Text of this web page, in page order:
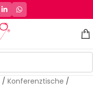
/ Konferenztische /